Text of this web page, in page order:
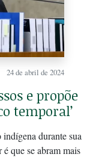
24 de abril de 2024
e propõe
temporal’
durante sua
que se abram mais